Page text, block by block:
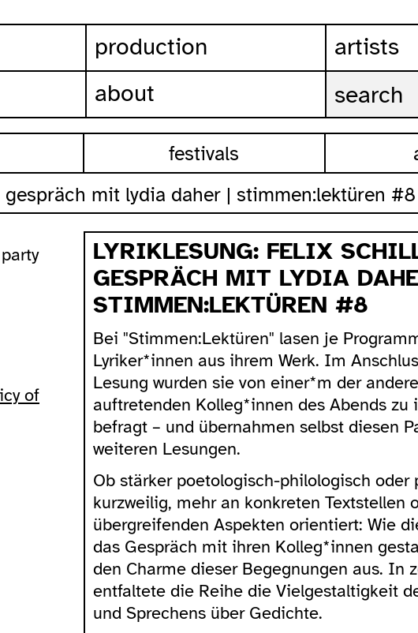
production
artists
about
festivals
mit lydia daher | stimmen:lektüren #8
of
LYRIKLESUNG: FELIX
GESPRÄCH MIT LYDIA
STIMMEN:LEKTÜREN #8
Bei "Stimmen:Lektüren" lasen je
Lyriker*innen aus ihrem Werk. Im
Lesung wurden sie von einer*m der
auftretenden Kolleg*innen des Abends zu
befragt – und übernahmen selbst diesen
weiteren Lesungen.
Ob stärker poetologisch-philologisch oder
kurzweilig, mehr an konkreten Textstellen
übergreifenden Aspekten orientiert: Wie
das Gespräch mit ihren Kolleg*innen
den Charme dieser Begegnungen aus. In
entfaltete die Reihe die Vielgestaltigkeit
und Sprechens über Gedichte.